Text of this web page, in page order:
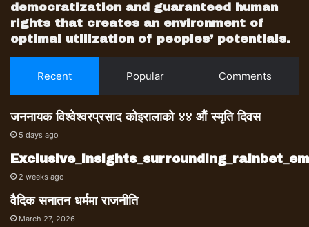
democratization and guaranteed human
rights that creates an environment of
optimal utilization of peoples’ potentials.
Recent Popular Comments
जननायक विश्वेश्वरप्रसाद कोइरालाको ४४ औं स्मृति दिवस
5 days ago
2 weeks ago
वैदिक सनातन धर्ममा राजनीति
March 27, 2026